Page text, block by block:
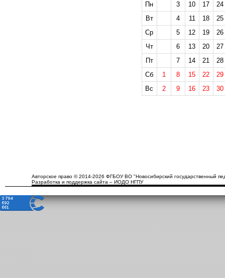
Пн
3 10 17
24
Вт
4 11 18
25
Ср
5 12 19
26
Чт
6 13 20
27
Пт
7 14 21
28
Сб
1 8 15 22
29
Вс
2 9 16 23 30
Авторское право © 2014-2026 ФГБОУ ВО "Новосибирский государственный
Разработка и поддержка сайта – ИОДО НГПУ